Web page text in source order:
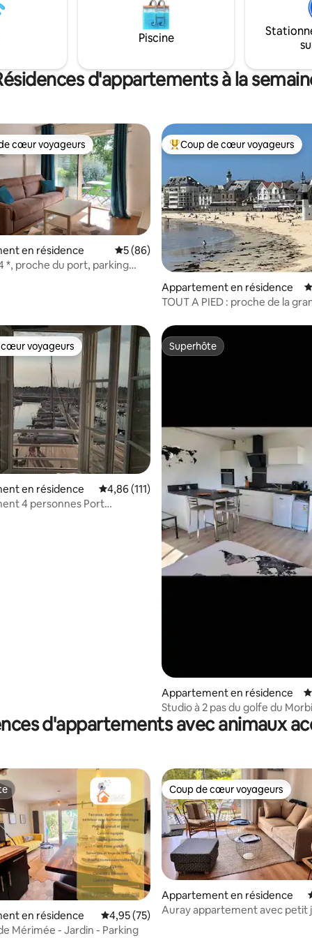
Piscine
d'appartements à la
base de 212 commentaires : 4,98 sur 5
cœur voyageurs les plus appréciés
cœur voyageurs
en résidence Évaluation moyenne sur la base de 86
5 (86)
*, proche du port, parking
Coups de cœur voyageurs les
Coup de cœur voyageurs
Appartement en résidence
TOUT A PIED : proche de la
base de 319 commentaires : 4,94 sur 5
cœur voyageurs
voyageurs
en résidence Évaluation moyenne sur la base de 111
4,86 (111)
4 personnes Port
Superhôte
Superhôte
Appartement en résidence
Studio à 2 pas du golfe du
d'appartements avec animaux
base de 36 commentaires : 4,94 sur 5
en résidence Évaluation moyenne sur la base de 75
4,95 (75)
Mérimée - Jardin - Parking
Coup de cœur voyageurs
Coup de cœur voyageurs
Appartement en résidence
Auray appartement avec petit